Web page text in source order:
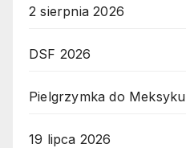
2 sierpnia 2026
DSF 2026
Pielgrzymka do Meksyku
19 lipca 2026